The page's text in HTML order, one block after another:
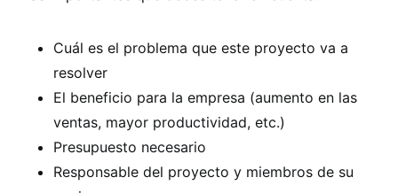
Cuál es el problema que este proyecto va a
resolver
El beneficio para la empresa (aumento en las
ventas, mayor productividad, etc.)
Presupuesto necesario
Responsable del proyecto y miembros de su